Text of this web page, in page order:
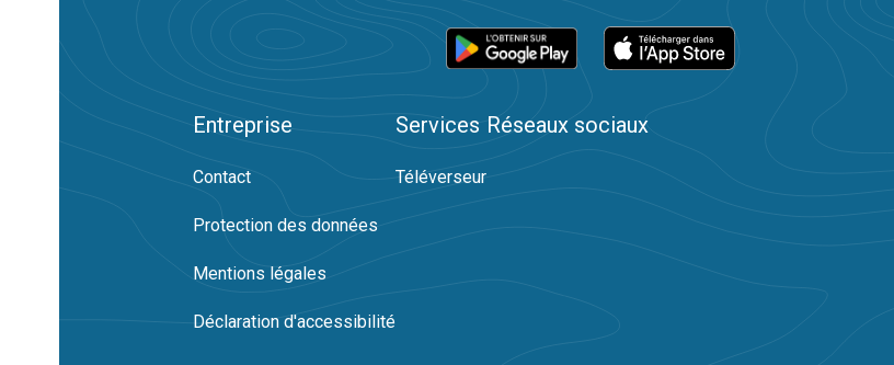
Entreprise
Contact
Protection des données
Mentions légales
Déclaration d'accessibilité
Services
Téléverseur
Réseaux sociaux